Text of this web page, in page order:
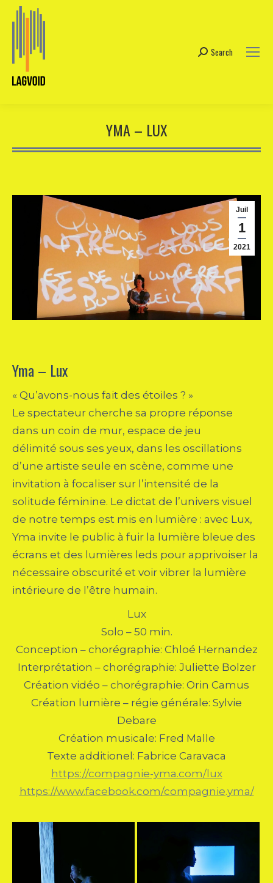
Search:
Search
YMA – LUX
Juil
1
2021
Yma – Lux
« Qu’avons-nous fait des étoiles ? »
Le spectateur cherche sa propre réponse
dans un coin de mur, espace de jeu
délimité sous ses yeux, dans les oscillations
d’une artiste seule en scène, comme une
invitation à focaliser sur l’intensité de la
solitude féminine. Le dictat de l’univers visuel
de notre temps est mis en lumière : avec Lux,
Yma invite le public à fuir la lumière bleue des
écrans et des lumières leds pour apprivoiser la
nécessaire obscurité et voir vibrer la lumière
intérieure de l’être humain.
Lux
Solo – 50 min.
Conception – chorégraphie: Chloé Hernandez
Interprétation – chorégraphie: Juliette Bolzer
Création vidéo – chorégraphie: Orin Camus
Création lumière – régie générale: Sylvie
Debare
Création musicale: Fred Malle
Texte additionel: Fabrice Caravaca
https://compagnie-yma.com/lux
https://www.facebook.com/compagnie.yma/